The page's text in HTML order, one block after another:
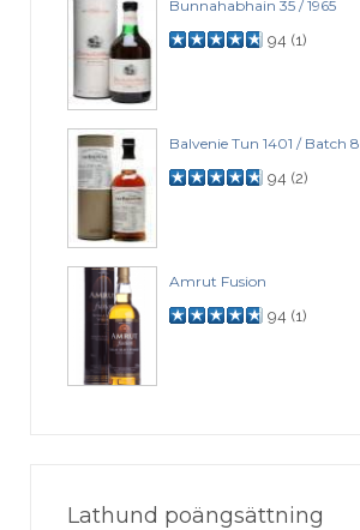
Bunnahabhain 35 / 1965
94 (1)
Balvenie Tun 1401 / Batch 8
94 (2)
Amrut Fusion
94 (1)
Lathund poängsättning